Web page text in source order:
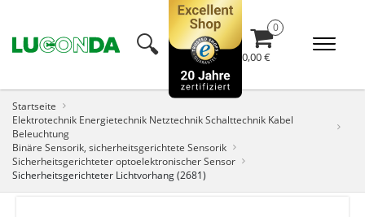
🔍︎ 0,00 €
Startseite
Elektrotechnik Energietechnik Netztechnik Schalttechnik Kabel
Beleuchtung
Binäre Sensorik, sicherheitsgerichtete Sensorik
Sicherheitsgerichteter optoelektronischer Sensor
Sicherheitsgerichteter Lichtvorhang (2681)